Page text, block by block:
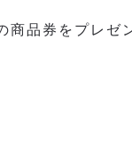
品券をプレゼ